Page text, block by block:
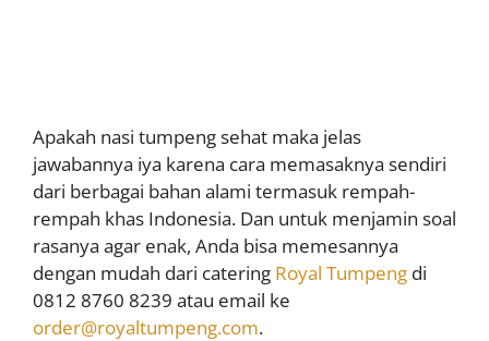
Apakah nasi tumpeng sehat maka jelas
jawabannya iya karena cara memasaknya sendiri
dari berbagai bahan alami termasuk rempah-
rempah khas Indonesia. Dan untuk menjamin soal
rasanya agar enak, Anda bisa memesannya
dengan mudah dari catering Royal Tumpeng di
0812 8760 8239 atau email ke
order@royaltumpeng.com.